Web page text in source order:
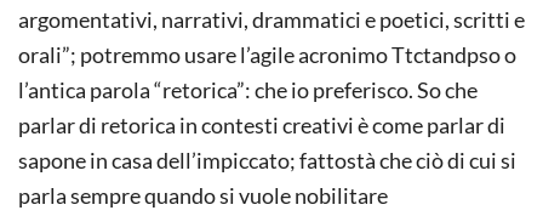
argomentativi, narrativi, drammatici e poetici, scritti e
orali”; potremmo usare l’agile acronimo Ttctandpso o
l’antica parola “retorica”: che io preferisco. So che
parlar di retorica in contesti creativi è come parlar di
sapone in casa dell’impiccato; fattostà che ciò di cui si
parla sempre quando si vuole nobilitare